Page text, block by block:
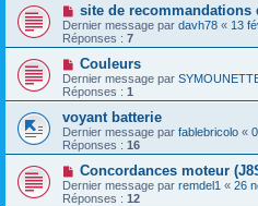
site de
Dernier message par davh78 « 13
Réponses : 7
Couleurs
Dernier message par
Réponses : 1
voyant batterie
Dernier message par fablebricolo «
Réponses : 16
Concordances moteur
Dernier message par remdel1 « 26
Réponses : 12